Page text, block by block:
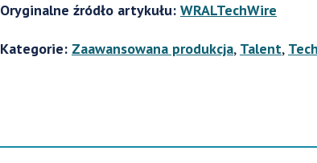
Oryginalne źródło artykułu: WRALTechWire
Kategorie: Zaawansowana produkcja, Talent,